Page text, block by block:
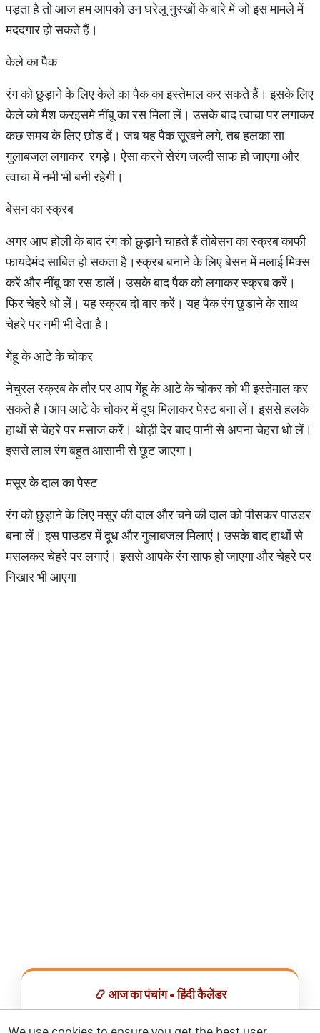
पड़ता है तो आज हम आपको उन घरेलू नुस्खों के बारे में जो इस मामले में
मददगार हो सकते हैं।
केले का पैक
रंग को छुड़ाने के लिए केले का पैक का इस्तेमाल कर सकते हैं। इसके लिए
केले को मैश करइसमे नींबू का रस मिला लें। उसके बाद त्वाचा पर लगाकर
कछ समय के लिए छोड़ दें। जब यह पैक सूखने लगे, तब हलका सा
गुलाबजल लगाकर रगड़े। ऐसा करने सेरंग जल्दी साफ हो जाएगा और
त्वाचा में नमी भी बनी रहेगी।
बेसन का स्क्रब
अगर आप होली के बाद रंग को छुड़ाने चाहते हैं तोबेसन का स्क्रब काफी
फायदेमंद साबित हो सकता है।स्क्रब बनाने के लिए बेसन में मलाई मिक्स
करें और नींबू का रस डालें। उसके बाद पैक को लगाकर स्क्रब करें।
फिर चेहरे धो लें। यह स्क्रब दो बार करें। यह पैक रंग छुड़ाने के साथ
चेहरे पर नमी भी देता है।
गेंहू के आटे के चोकर
नेचुरल स्क्रब के तौर पर आप गेंहू के आटे के चोकर को भी इस्तेमाल कर
सकते हैं।आप आटे के चोकर में दूध मिलाकर पेस्ट बना लें। इससे हलके
हाथों से चेहरे पर मसाज करें। थोड़ी देर बाद पानी से अपना चेहरा धो लें।
इससे लाल रंग बहुत आसानी से छूट जाएगा।
मसूर के दाल का पेस्ट
रंग को छुड़ाने के लिए मसूर की दाल और चने की दाल को पीसकर पाउडर
बना लें। इस पाउडर में दूध और गुलाबजल मिलाएं। उसके बाद हाथों से
मसलकर चेहरे पर लगाएं। इससे आपके रंग साफ हो जाएगा और चेहरे पर
निखार भी आएगा
📿 आज का पंचांग • हिंदी कैलेंडर